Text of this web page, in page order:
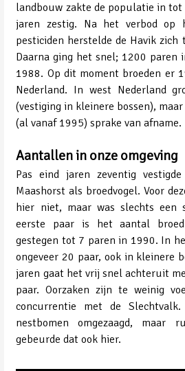
landbouw zakte de populatie in
jaren zestig. Na het verbod op
pesticiden herstelde de Havik
Daarna ging het snel; 1200 paren
1988. Op dit moment broeden er
Nederland. In west Nederland
(vestiging in kleinere bossen),
(al vanaf 1995) sprake van afname.
Aantallen in onze omgeving
Pas eind jaren zeventig
Maashorst als broedvogel. Voor
hier niet, maar was slechts een
eerste paar is het aantal
gestegen tot 7 paren in 1990. In
ongeveer 20 paar, ook in kleinere
jaren gaat het vrij snel achteruit
paar. Oorzaken zijn te weinig
concurrentie met de
nestbomen omgezaagd, maar
gebeurde dat ook hier.